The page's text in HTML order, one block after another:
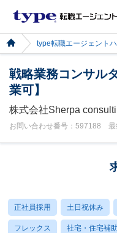
type転職エージェント
戦略業務コンサル
業可】
株式会社Sherpa
お問い合わせ番号：597188 最
正社員採用 土日祝休み
フレックス 社宅・住宅補助